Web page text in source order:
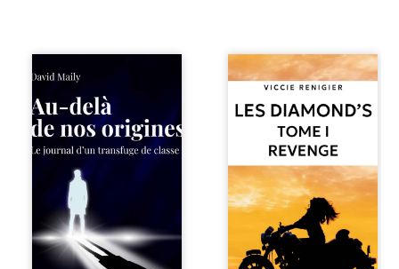
Né dans un milieu
violence et les
fractures
familiales tenaient
lieu de destin,
rupture. Très tôt,
l’école et les livres
deviennent ses
armes de survie, le
moteur d’une
lente ascension
Revenge est à la
tête des
Diamond’s, un clan
de motards aussi
réputé et respecté
que redouté dans
tout le pays. Rien
ne la prédestinait
à cette vie, mais
les épreuves ont
forgé une femme
dure, inaccessible
et résolue à ne